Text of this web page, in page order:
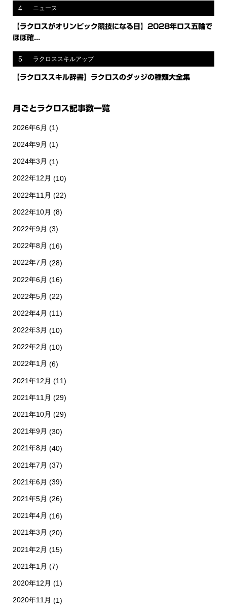
4 ニュース
【ラクロスがオリンピック競技になる日】2028年ロス五輪で
ほぼ確...
5 ラクロススキルアップ
【ラクロススキル辞書】ラクロスのダッジの種類大全集
月ごとラクロス記事数一覧
2026年6月 (1)
2024年9月 (1)
2024年3月 (1)
2022年12月 (10)
2022年11月 (22)
2022年10月 (8)
2022年9月 (3)
2022年8月 (16)
2022年7月 (28)
2022年6月 (16)
2022年5月 (22)
2022年4月 (11)
2022年3月 (10)
2022年2月 (10)
2022年1月 (6)
2021年12月 (11)
2021年11月 (29)
2021年10月 (29)
2021年9月 (30)
2021年8月 (40)
2021年7月 (37)
2021年6月 (39)
2021年5月 (26)
2021年4月 (16)
2021年3月 (20)
2021年2月 (15)
2021年1月 (7)
2020年12月 (1)
2020年11月 (1)